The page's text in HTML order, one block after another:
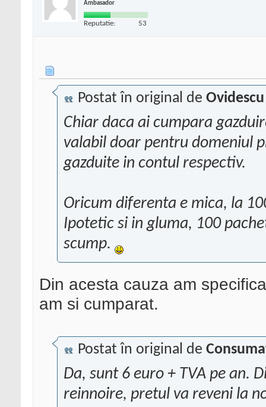
Ambasador
Reputatie: 53
Postat în original de Ovidescu
Chiar daca ai cumpara
valabil doar pentru domeniul
gazduite in contul respectiv.
Oricum diferenta e mica, la
Ipotetic si in gluma, 100
scump.
Din acesta cauza am
am si cumparat.
Postat în original de
Da, sunt 6 euro + TVA pe an.
reinnoire, pretul va reveni la